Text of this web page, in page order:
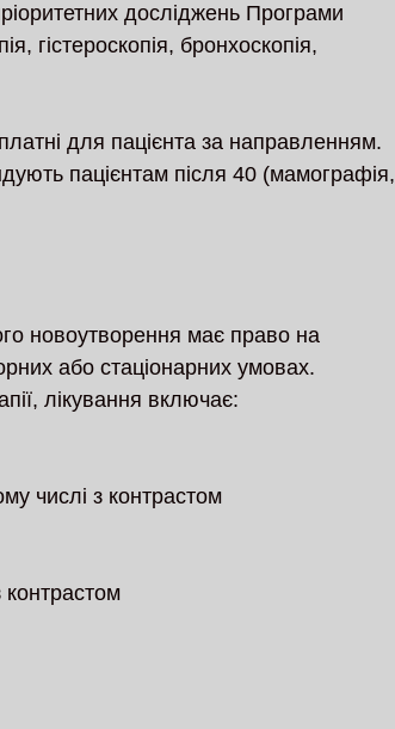
досліджень Програми
гістероскопія, бронхоскопія,
для пацієнта за направленням.
пацієнтам після 40 (мамографія,
новоутворення має право на
або стаціонарних умовах.
лікування включає:
числі з контрастом